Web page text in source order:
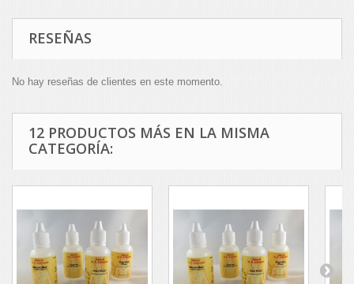
RESEÑAS
No hay reseñas de clientes en este momento.
12 PRODUCTOS MÁS EN LA MISMA
CATEGORÍA: